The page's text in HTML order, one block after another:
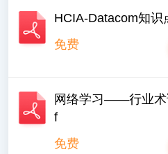
HCIA-Datacom知识
免费
网络学习——行业术
f
免费